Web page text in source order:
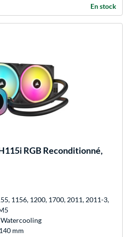
En stock
RGB Reconditionné,
1156, 1200, 1700, 2011, 2011-3,
mm